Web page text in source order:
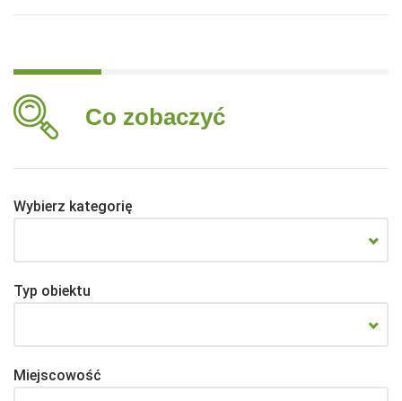
Co zobaczyć
Wybierz kategorię
Typ obiektu
Miejscowość